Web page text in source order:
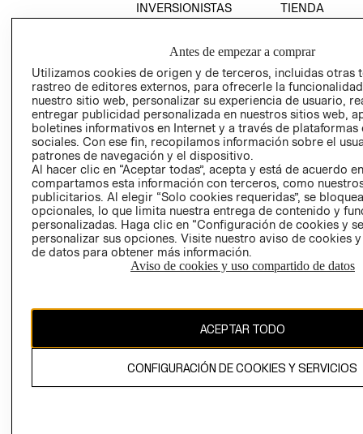
INVERSIONISTAS
EMPRESARIAL
TIENDA
CONDICIONES
AVISO DE
PRIVACIDAD
GIFT CARD
AVISO DE
COOKIES
Chile ($)
El contenido de esta página web está protegido por copyright y es
propiedad de H&M Hennes & Mauritz AB.
Antes de empezar a comprar
Utilizamos cookies de origen y de terceros, incluidas otras
rastreo de editores externos, para ofrecerle la
nuestro sitio web, personalizar su experiencia de usuario,
entregar publicidad personalizada en nuestros sitios web,
boletines informativos en Internet y a través de plataformas
sociales. Con ese fin, recopilamos información sobre el
patrones de navegación y el dispositivo.
Al hacer clic en “Aceptar todas”, acepta y está de acuerdo
compartamos esta información con terceros, como
publicitarios. Al elegir “Solo cookies requeridas”, se
opcionales, lo que limita nuestra entrega de contenido y
personalizadas. Haga clic en “Configuración de cookies y
personalizar sus opciones. Visite nuestro aviso de cookies
de datos para obtener más información.
Aviso de cookies y uso compartido de datos
ACEPTAR TODO
CONFIGURACIÓN DE COOKIES Y SERVICIOS